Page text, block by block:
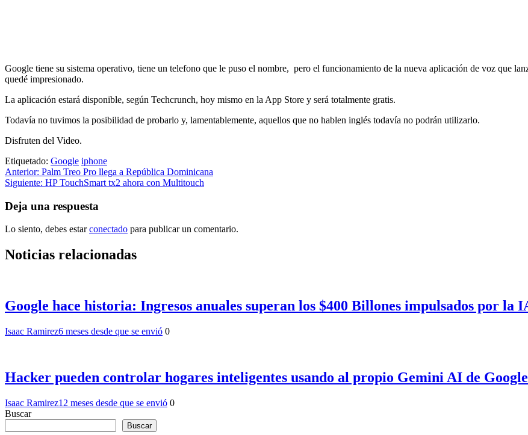
Google tiene su sistema operativo, tiene un telefono que le puso el nombre, pero el funcionamiento de la nueva aplicación de voz que
quedé impresionado.
La aplicación estará disponible, según Techcrunch, hoy mismo en la App Store y será totalmente gratis.
Todavía no tuvimos la posibilidad de probarlo y, lamentablemente, aquellos que no hablen inglés todavía no podrán utilizarlo.
Disfruten del Video.
Etiquetado: Google iphone
Navegación
de
entradas
Anterior: Palm Treo Pro llega a República Dominicana
Siguiente: HP TouchSmart tx2 ahora con Multitouch
Deja una respuesta
Lo siento, debes estarconectado para publicar un comentario.
Noticias relacionadas
Google hace historia: Ingresos anuales superan los $400 Billones impulsados por la
Isaac Ramirez6 meses desde que se envió 0
Hacker pueden controlar hogares inteligentes usando al propio Gemini AI de Google
Isaac Ramirez12 meses desde que se envió 0
Buscar
Buscar